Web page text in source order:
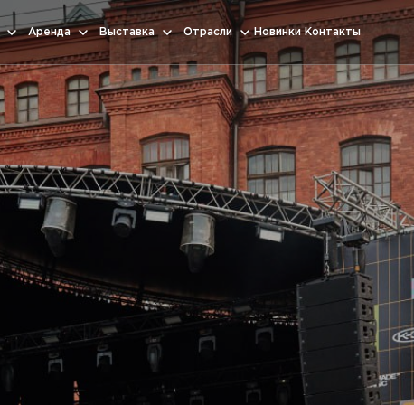
Аренда Выставка Отрасли Новинки Контакты